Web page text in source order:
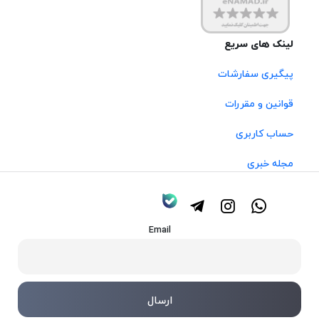
لینک های سریع
پیگیری سفارشات
قوانین و مقررات
حساب کاربری
مجله خبری
Email